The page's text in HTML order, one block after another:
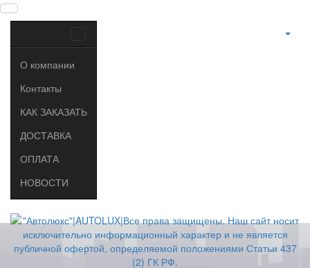
О компании
Контакты
КАК ЗАКАЗАТЬ
ДОСТАВКА
ОПЛАТА
НОВОСТИ